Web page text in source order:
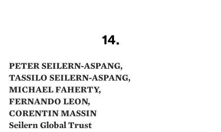
12.
ROBERT SUCKEL,
MARKUS WEDEL
SPSW Global Multi Asset
Selection B
7,01 %